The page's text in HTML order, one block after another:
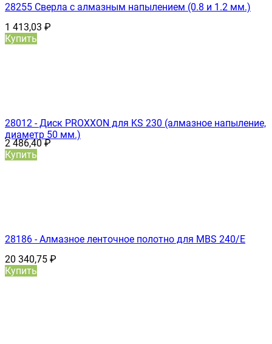
28255 Сверла с алмазным напылением (0.8 и 1.2 мм.)
1 413,03 ₽
Купить
28012 - Диск PROXXON для KS 230 (алмазное напыление,
диаметр 50 мм.)
2 486,40₽
Купить
28186 - Алмазное ленточное полотно для MBS 240/E
20 340,75 ₽
Купить